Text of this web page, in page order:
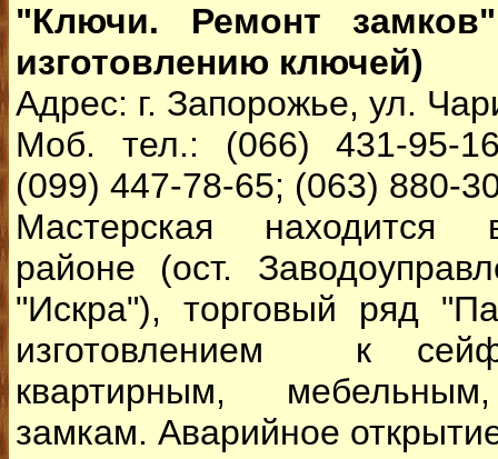
"Ключи. Ремонт
изготовлению ключей)
Адрес: г. Запорожье, ул.
Моб. тел.: (066) 431-95-
(099) 447-78-65; (063) 880-
Мастерская находится
районе (ост.
"Искра"), торговый ряд
изготовлением к
квартирным,
замкам. Аварийное